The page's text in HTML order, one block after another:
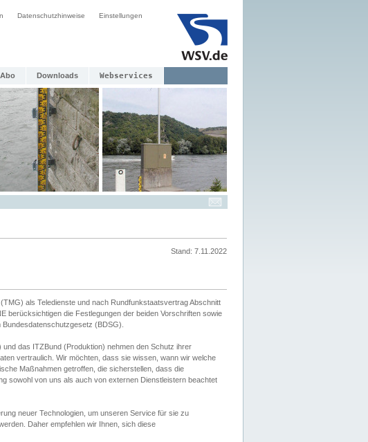
Datenschutzhinweise Einstellungen
Abo Downloads Webservices
Stand: 7.11.2022
als Teledienste und nach Rundfunkstaatsvertrag Abschnitt
berücksichtigen die Festlegungen der beiden Vorschriften sowie
(BDSG).
das ITZBund (Produktion) nehmen den Schutz ihrer
vertraulich. Wir möchten, dass sie wissen, wann wir welche
Maßnahmen getroffen, die sicherstellen, dass die
sowohl von uns als auch von externen Dienstleistern beachtet
neuer Technologien, um unseren Service für sie zu
Daher empfehlen wir Ihnen, sich diese